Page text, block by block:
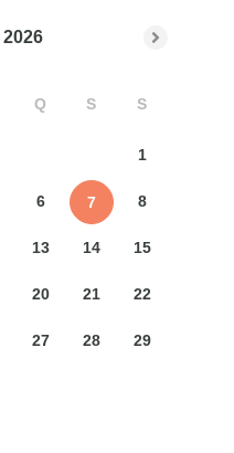
2026
Q S S
1
6 7 8
13 14 15
20 21 22
27 28 29